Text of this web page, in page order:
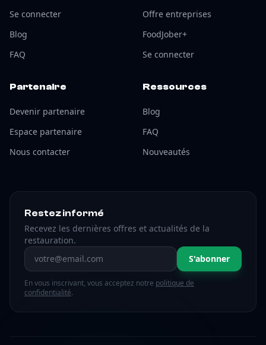
Se connecter
Blog
FAQ
Offre entreprises
FoodJober+
Se connecter
Partenaire
Devenir partenaire
Espace partenaire
Nous contacter
Ressources
Blog
FAQ
Nouveautés
Restez informé
Recevez les dernières offres et actualités de la
restauration.
Adresse email S'abonner
En vous inscrivant, vous acceptez notre politique de
confidentialité.